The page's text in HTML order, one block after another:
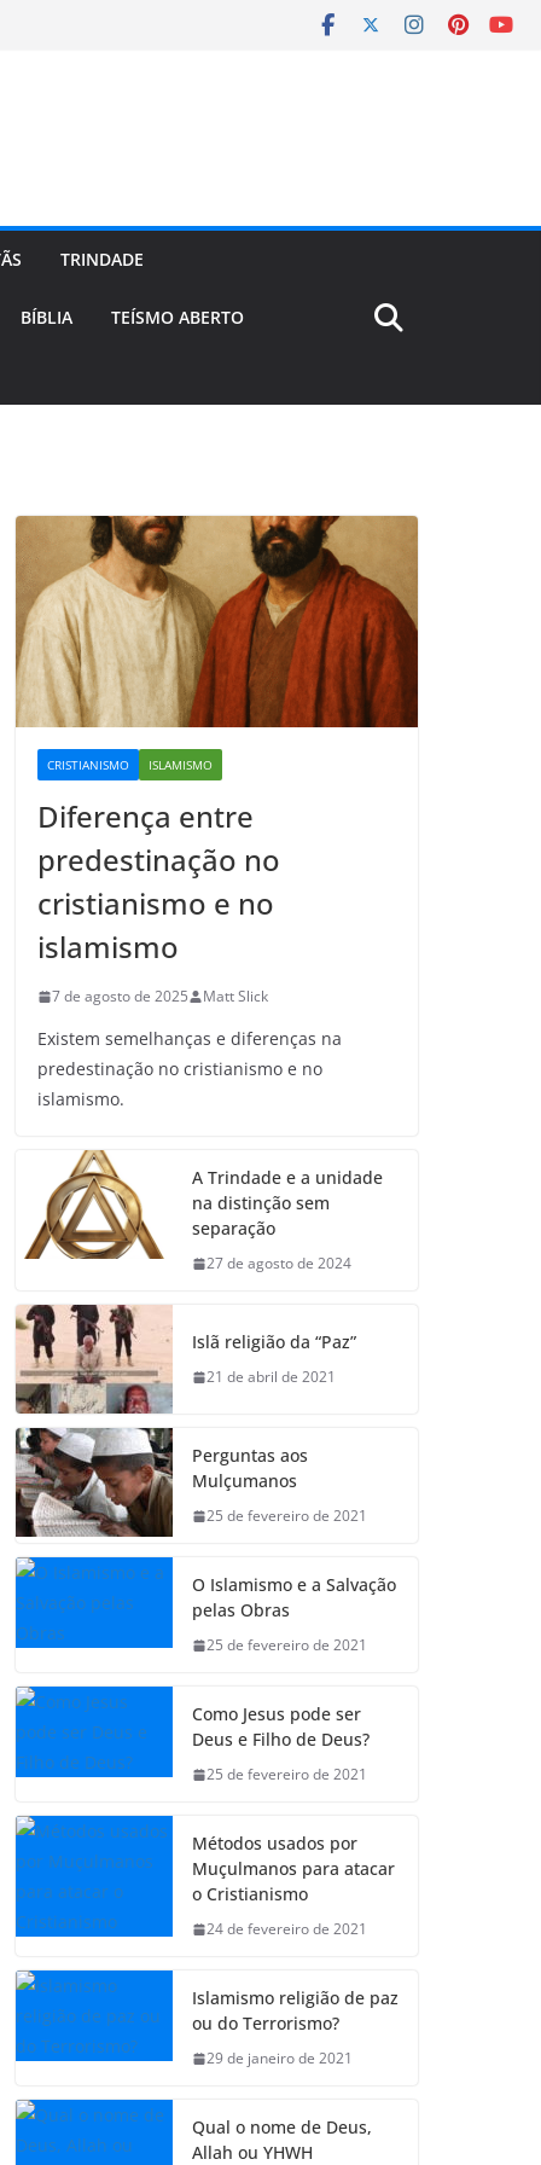
TRINDADE
BÍBLIA TEÍSMO ABERTO
CRISTIANISMO ISLAMISMO
Diferença entre
predestinação no
cristianismo e no
islamismo
7 de agosto de 2025 Matt Slick
Existem semelhanças e diferenças na
predestinação no cristianismo e no
islamismo.
A Trindade e a unidade
na distinção sem
separação
27 de agosto de 2024
Islã religião da “Paz”
21 de abril de 2021
Perguntas aos
Mulçumanos
25 de fevereiro de 2021
O Islamismo e a Salvação
pelas Obras
25 de fevereiro de 2021
Como Jesus pode ser
Deus e Filho de Deus?
25 de fevereiro de 2021
Métodos usados por
Muçulmanos para atacar
o Cristianismo
24 de fevereiro de 2021
Islamismo religião de paz
ou do Terrorismo?
29 de janeiro de 2021
Qual o nome de Deus,
Allah ou YHWH